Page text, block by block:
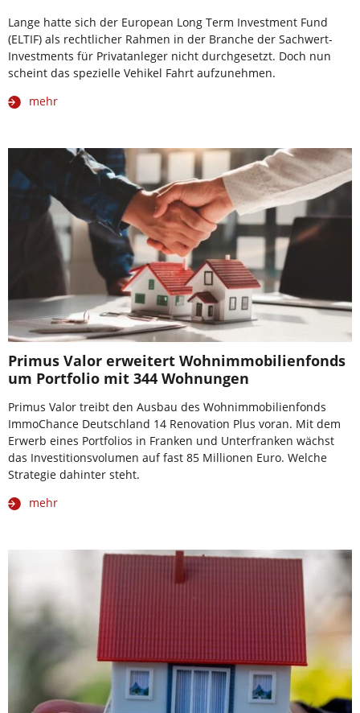
Lange hatte sich der European Long Term Investment Fund
(ELTIF) als rechtlicher Rahmen in der Branche der Sachwert-
Investments für Privatanleger nicht durchgesetzt. Doch nun
scheint das spezielle Vehikel Fahrt aufzunehmen.
mehr
Primus Valor erweitert Wohnimmobilienfonds
um Portfolio mit 344 Wohnungen
Primus Valor treibt den Ausbau des Wohnimmobilienfonds
ImmoChance Deutschland 14 Renovation Plus voran. Mit dem
Erwerb eines Portfolios in Franken und Unterfranken wächst
das Investitionsvolumen auf fast 85 Millionen Euro. Welche
Strategie dahinter steht.
mehr